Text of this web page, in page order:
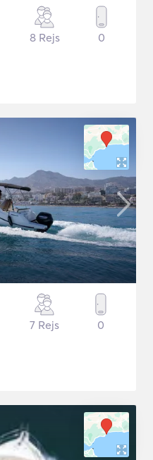
8 Rejs 0
7 Rejs 0